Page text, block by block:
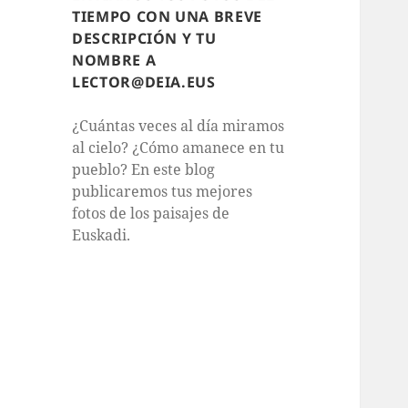
TIEMPO CON UNA BREVE
DESCRIPCIÓN Y TU
NOMBRE A
LECTOR@DEIA.EUS
¿Cuántas veces al día miramos
al cielo? ¿Cómo amanece en tu
pueblo? En este blog
publicaremos tus mejores
fotos de los paisajes de
Euskadi.